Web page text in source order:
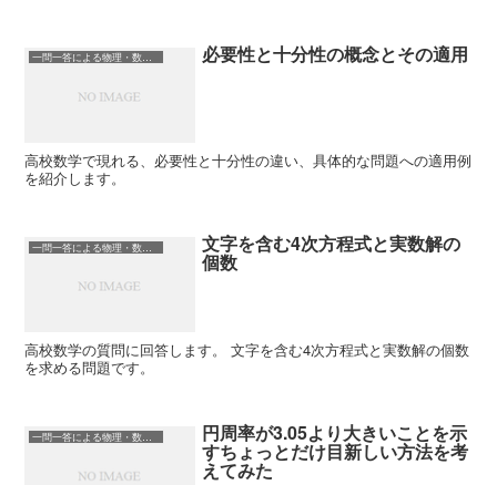
一問一答による物理・数学の理解 必要性と十分性の概念とその適用
高校数学で現れる、必要性と十分性の違い、具体的な問題への適用例
を紹介します。
一問一答による物理・数学の理解 文字を含む4次方程式と実数解の
個数
高校数学の質問に回答します。 文字を含む4次方程式と実数解の個数
を求める問題です。
一問一答による物理・数学の理解 円周率が3.05より大きいことを示
すちょっとだけ目新しい方法を考
えてみた